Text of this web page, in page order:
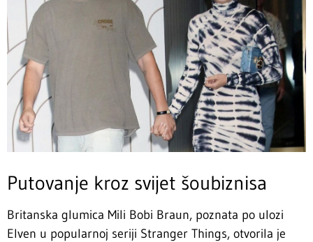
Putovanje kroz svijet šoubiznisa
Britanska glumica Mili Bobi Braun, poznata po ulozi
Elven u popularnoj seriji Stranger Things, otvorila je